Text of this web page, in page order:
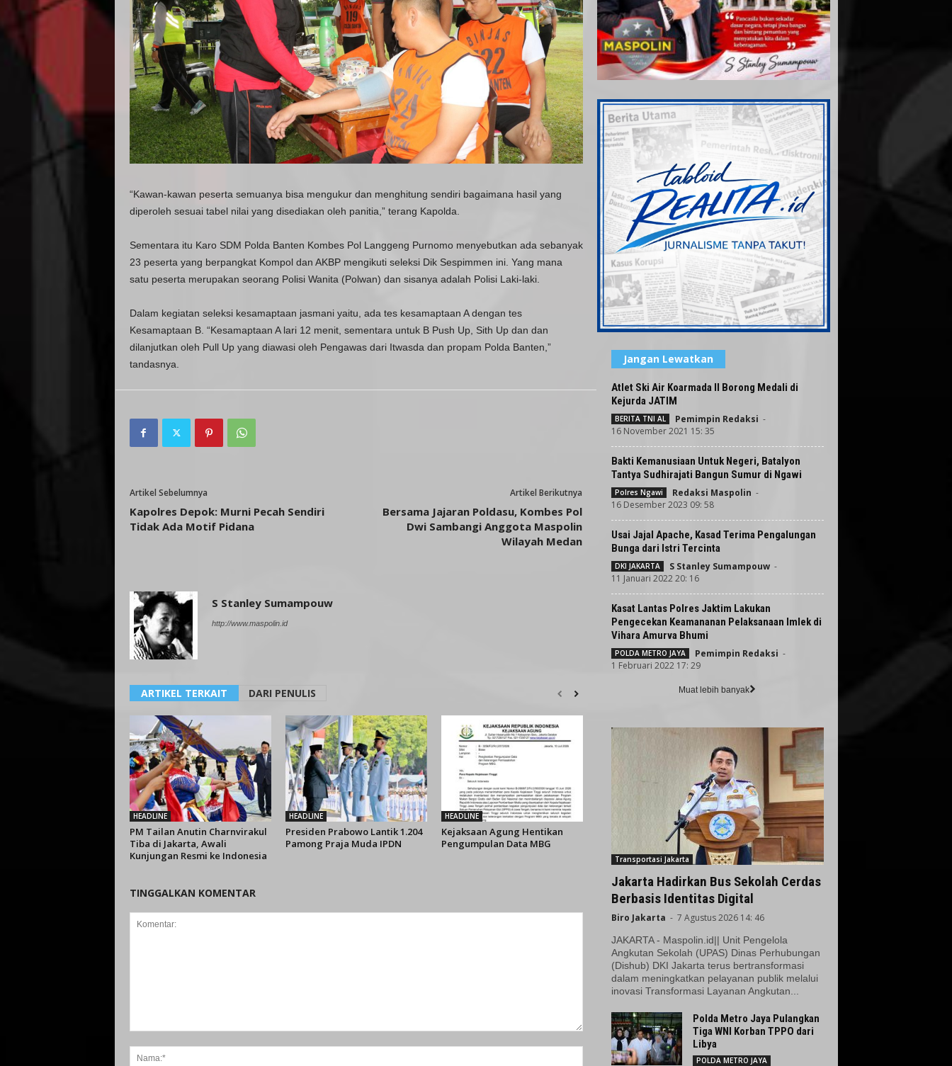
“Kawan-kawan peserta semuanya bisa mengukur dan menghitung sendiri bagaimana hasil yang
diperoleh sesuai tabel nilai yang disediakan oleh panitia,” terang Kapolda.
Sementara itu Karo SDM Polda Banten Kombes Pol Langgeng Purnomo menyebutkan ada sebanyak
23 peserta yang berpangkat Kompol dan AKBP mengikuti seleksi Dik Sespimmen ini. Yang mana
satu peserta merupakan seorang Polisi Wanita (Polwan) dan sisanya adalah Polisi Laki-laki.
Dalam kegiatan seleksi kesamaptaan jasmani yaitu, ada tes kesamaptaan A dengan tes
Kesamaptaan B. “Kesamaptaan A lari 12 menit, sementara untuk B Push Up, Sith Up dan dan
dilanjutkan oleh Pull Up yang diawasi oleh Pengawas dari Itwasda dan propam Polda Banten,”
tandasnya.
Artikel Sebelumnya
Kapolres Depok: Murni Pecah Sendiri
Tidak Ada Motif Pidana
Artikel Berikutnya
Bersama Jajaran Poldasu, Kombes Pol
Dwi Sambangi Anggota Maspolin
Wilayah Medan
S Stanley Sumampouw
http://www.maspolin.id
ARTIKEL TERKAIT DARI PENULIS
HEADLINE
PM Tailan Anutin Charnvirakul
Tiba di Jakarta, Awali
Kunjungan Resmi ke Indonesia
HEADLINE
Presiden Prabowo Lantik 1.204
Pamong Praja Muda IPDN
HEADLINE
Kejaksaan Agung Hentikan
Pengumpulan Data MBG
TINGGALKAN KOMENTAR
Jangan Lewatkan
Atlet Ski Air Koarmada II Borong Medali di
Kejurda JATIM
BERITA TNI AL Pemimpin Redaksi -
16 November 2021 15: 35
Bakti Kemanusiaan Untuk Negeri, Batalyon
Tantya Sudhirajati Bangun Sumur di Ngawi
Polres Ngawi Redaksi Maspolin -
16 Desember 2023 09: 58
Usai Jajal Apache, Kasad Terima Pengalungan
Bunga dari Istri Tercinta
DKI JAKARTA S Stanley Sumampouw -
11 Januari 2022 20: 16
Kasat Lantas Polres Jaktim Lakukan
Pengecekan Keamananan Pelaksanaan Imlek di
Vihara Amurva Bhumi
POLDA METRO JAYA Pemimpin Redaksi -
1 Februari 2022 17: 29
Muat lebih banyak
Transportasi Jakarta
Jakarta Hadirkan Bus Sekolah Cerdas
Berbasis Identitas Digital
Biro Jakarta - 7 Agustus 2026 14: 46
JAKARTA - Maspolin.id|| Unit Pengelola
Angkutan Sekolah (UPAS) Dinas Perhubungan
(Dishub) DKI Jakarta terus bertransformasi
dalam meningkatkan pelayanan publik melalui
inovasi Transformasi Layanan Angkutan...
Polda Metro Jaya Pulangkan
Tiga WNI Korban TPPO dari
Libya
POLDA METRO JAYA